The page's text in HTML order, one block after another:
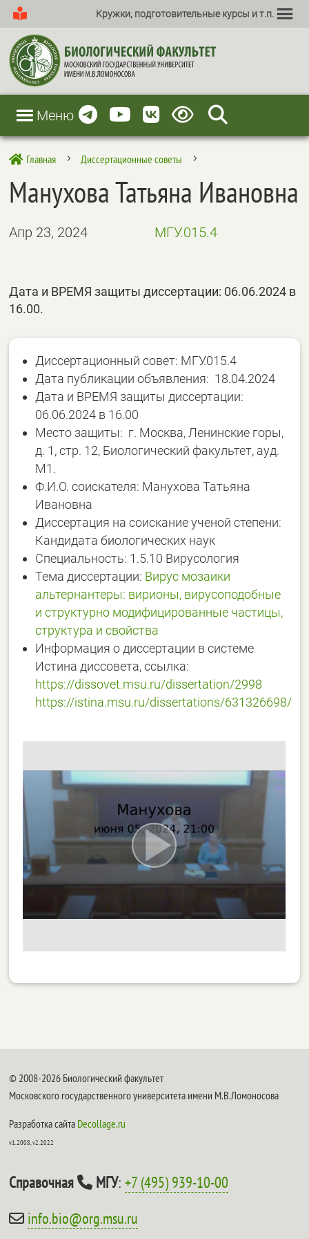
Кружки, подготовительные курсы и т.п.
Меню
 Главная 5 Диссертационные советы 5
Манухова Татьяна Ивановна
Апр 23, 2024 МГУ.015.4
Дата и ВРЕМЯ защиты диссертации: 06.06.2024 в
16.00.
Диссертационный совет: МГУ.015.4
Дата публикации объявления: 18.04.2024
Дата и ВРЕМЯ защиты диссертации:
06.06.2024 в 16.00
Место защиты: г. Москва, Ленинские горы,
д. 1, стр. 12, Биологический факультет, ауд.
М1.
Ф.И.О. соискателя: Манухова Татьяна
Ивановна
Диссертация на соискание ученой степени:
Кандидата биологических наук
Специальность: 1.5.10 Вирусология
Тема диссертации: Вирус мозаики
альтернантеры: вирионы, вирусоподобные
и структурно модифицированные частицы,
структура и свойства
Информация о диссертации в системе
Истина диссовета, ссылка:
https://dissovet.msu.ru/dissertation/2998
https://istina.msu.ru/dissertations/631326698/
© 2008-2026 Биологический факультет
Московского государственного университета имени М.В.Ломоносова
Разработка сайта Decollage.ru
v1.2008, v2.2022
Справочная МГУ:+7 (495) 939-10-00
info.bio@org.msu.ru